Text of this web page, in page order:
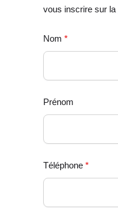
vous inscrire sur la
Nom*
Prénom
Téléphone*